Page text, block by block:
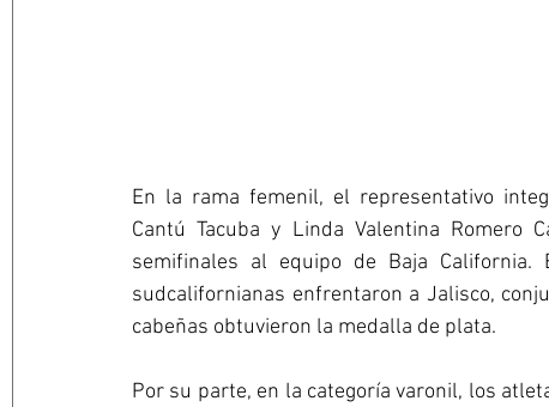
En la rama femenil, el representativo
Cantú Tacuba y Linda Valentina
semifinales al equipo de Baja
sudcalifornianas enfrentaron a Jalisco,
cabeñas obtuvieron la medalla de plata.
Por su parte, en la categoría varonil, los